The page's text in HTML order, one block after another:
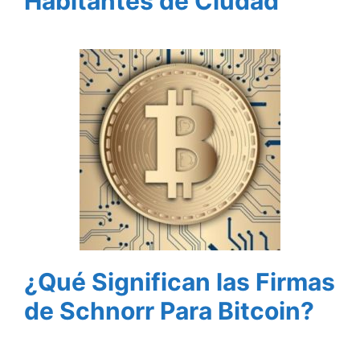
¿Qué Significan las Firmas
de Schnorr Para Bitcoin?